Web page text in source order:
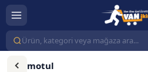
motul